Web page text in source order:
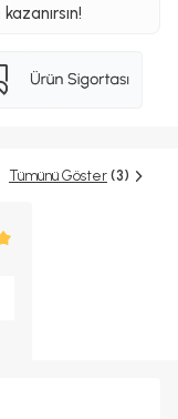
Tümünü Göster (3)